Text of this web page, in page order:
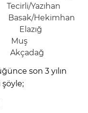
Yazıhan
Hekimhan
Elazığ
son 3 yılın